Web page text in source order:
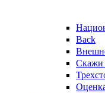
Back
Скажи